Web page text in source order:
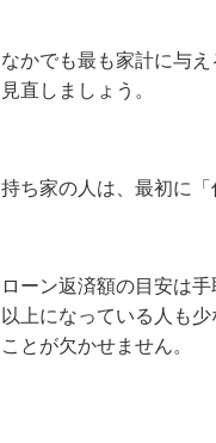
なかでも最も家計に与
見直しましょう。
持ち家の人は、最初に
ローン返済額の目安は
以上になっている人も
ことが欠かせません。